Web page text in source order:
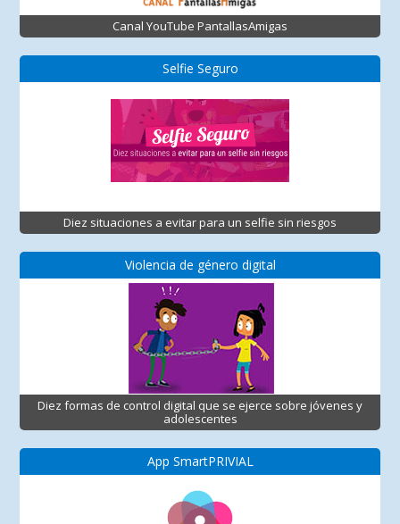
Canal YouTube PantallasAmigas
Selfie Seguro
Diez situaciones a evitar para un selfie sin riesgos
Violencia de género digital
Diez formas de control digital que se ejerce sobre jóvenes y
adolescentes
App SmartPRIVIAL